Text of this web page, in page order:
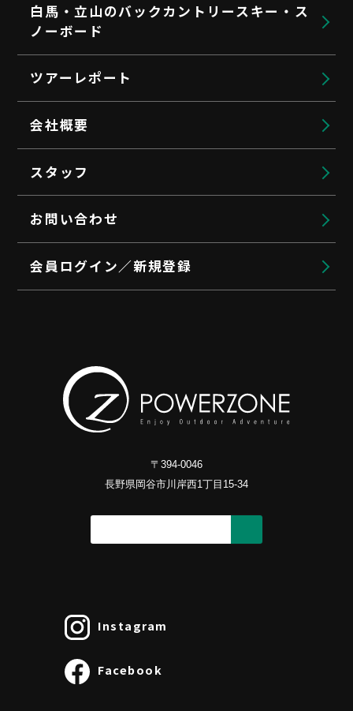
白馬・立山のバックカントリースキー・ス
ノーボード
ツアーレポート
会社概要
スタッフ
お問い合わせ
会員ログイン／新規登録
〒394-0046
長野県岡谷市川岸西1丁目15-34
Instagram
Facebook